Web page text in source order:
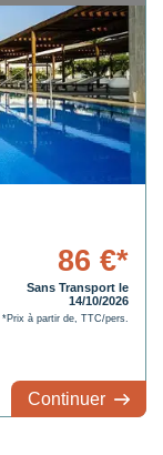
86 €*
Sans Transport le
14/10/2026
*Prix à partir de, TTC/pers.
Continuer